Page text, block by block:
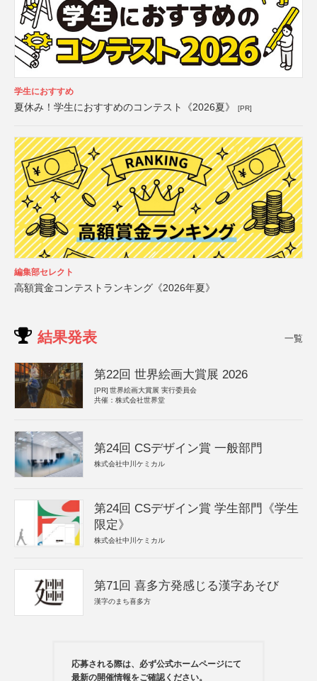
学生におすすめ
夏休み！学生におすすめのコンテスト《2026夏》 [PR]
編集部セレクト
高額賞金コンテストランキング《2026年夏》
結果発表 一覧
第22回 世界絵画大賞展 2026
[PR] 世界絵画大賞展 実行委員会
共催：株式会社世界堂
第24回 CSデザイン賞 一般部門
株式会社中川ケミカル
第24回 CSデザイン賞 学生部門《学生
限定》
株式会社中川ケミカル
第71回 喜多方発感じる漢字あそび
漢字のまち喜多方
応募される際は、必ず公式ホームページにて
最新の開催情報をご確認ください。